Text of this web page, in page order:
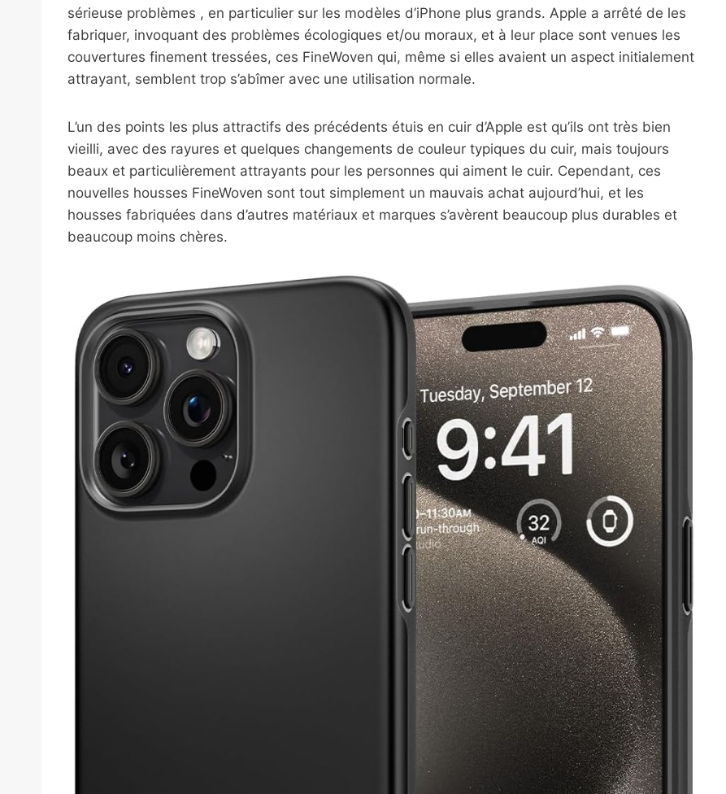
sérieuse problèmes , en particulier sur les modèles d’iPhone plus grands. Apple a arrêté de les
fabriquer, invoquant des problèmes écologiques et/ou moraux, et à leur place sont venues les
couvertures finement tressées, ces FineWoven qui, même si elles avaient un aspect initialement
attrayant, semblent trop s’abîmer avec une utilisation normale.
L’un des points les plus attractifs des précédents étuis en cuir d’Apple est qu’ils ont très bien
vieilli, avec des rayures et quelques changements de couleur typiques du cuir, mais toujours
beaux et particulièrement attrayants pour les personnes qui aiment le cuir. Cependant, ces
nouvelles housses FineWoven sont tout simplement un mauvais achat aujourd’hui, et les
housses fabriquées dans d’autres matériaux et marques s’avèrent beaucoup plus durables et
beaucoup moins chères.